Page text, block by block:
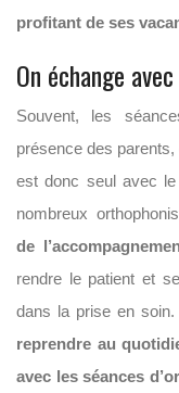
profitant de ses
On échange
Souvent, les
présence des parents,
est donc seul avec
nombreux
de
rendre le patient et
dans la prise en soin.
reprendre au
avec les séances